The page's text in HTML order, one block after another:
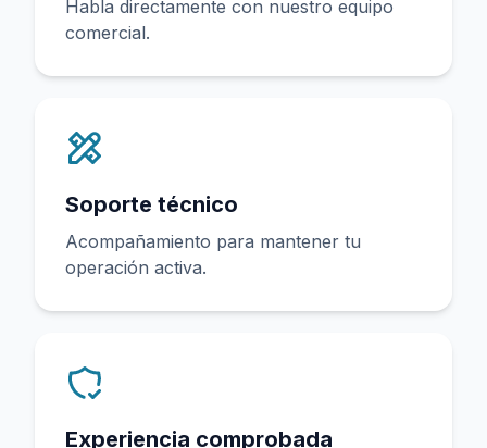
Habla directamente con nuestro equipo
comercial.
Soporte técnico
Acompañamiento para mantener tu
operación activa.
Experiencia comprobada